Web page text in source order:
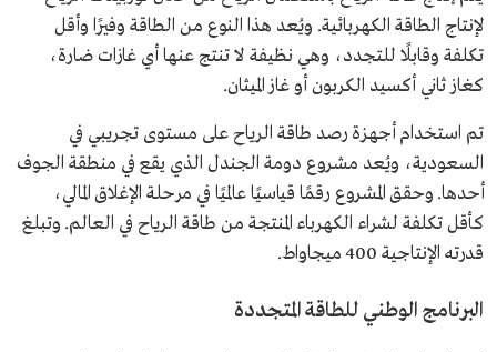
لإنتاج الطاقة الكهربائية. ويُعد هذا النوع من الطاقة وفيرًا وأقل
تكلفة وقابلًا للتجدد، وهي نظيفة لا تنتج عنها أي غازات ضارة،
كغاز ثاني أكسيد الكربون أو غاز الميثان.
تم استخدام أجهزة رصد طاقة الرياح على مستوى تجريبي في
السعودية، ويُعد مشروع دومة الجندل الذي ​​​​يقع في منطقة الجوف
أحدها. وحقق المشروع رقمًا قياسيًا عالميًا في مرحلة الإغلاق المالي،
كأقل تكلفة لشراء الكهرباء المنتجة من طاقة الرياح في العالم. وتبلغ
قدرته الإنتاجية 400 ميجاواط.
البرنامج الوطني للطاقة المتجددة